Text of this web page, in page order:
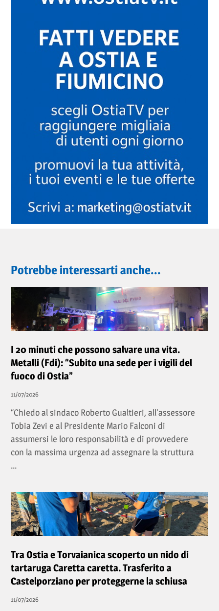
Potrebbe interessarti anche...
I 20 minuti che possono salvare una vita.
Metalli (Fdi): “Subito una sede per i vigili del
fuoco di Ostia”
11/07/2026
“Chiedo al sindaco Roberto Gualtieri, all'assessore
Tobia Zevi e al Presidente Mario Falconi di
assumersi le loro responsabilità e di provvedere
con la massima urgenza ad assegnare la struttura
...
Tra Ostia e Torvaianica scoperto un nido di
tartaruga Caretta caretta. Trasferito a
Castelporziano per proteggerne la schiusa
11/07/2026